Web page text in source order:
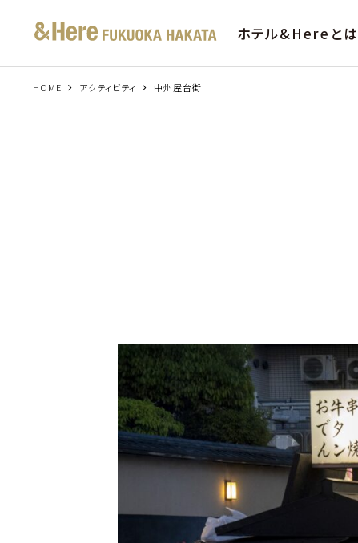
ホテル&Hereとは
HOME アクティビティ 中州屋台街